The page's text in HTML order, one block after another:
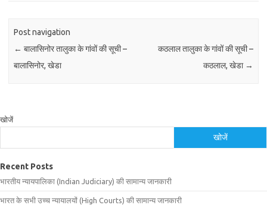
Post navigation
← बालासिनोर तालुका के गांवों की सूची –
बालासिनोर, खेडा
कठलाल तालुका के गांवों की सूची –
कठलाल, खेडा →
खोजें
खोजें
Recent Posts
भारतीय न्यायपालिका (Indian Judiciary) की सामान्य जानकारी
भारत के सभी उच्च न्यायालयों (High Courts) की सामान्य जानकारी